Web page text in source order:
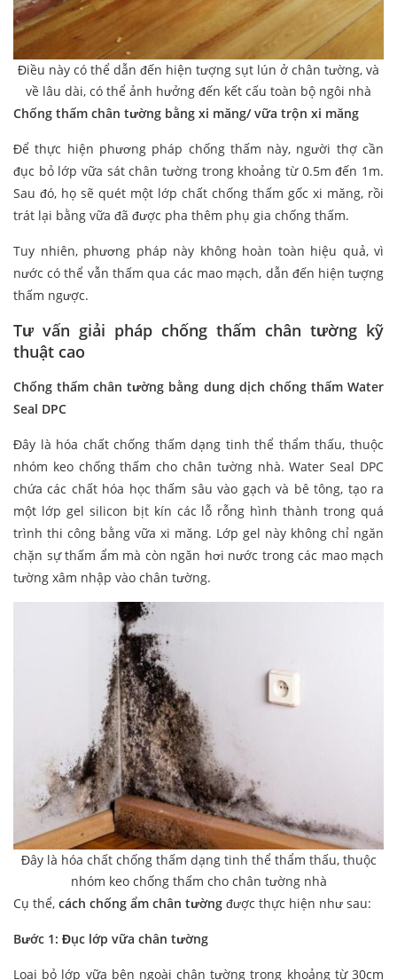
Điều này có thể dẫn đến hiện tượng sụt lún ở chân tường, và
về lâu dài, có thể ảnh hưởng đến kết cấu toàn bộ ngôi nhà
Chống thấm chân tường bằng xi măng/ vữa trộn xi măng
Để thực hiện phương pháp chống thấm này, người thợ cần
đục bỏ lớp vữa sát chân tường trong khoảng từ 0.5m đến 1m.
Sau đó, họ sẽ quét một lớp chất chống thấm gốc xi măng, rồi
trát lại bằng vữa đã được pha thêm phụ gia chống thấm.
Tuy nhiên, phương pháp này không hoàn toàn hiệu quả, vì
nước có thể vẫn thấm qua các mao mạch, dẫn đến hiện tượng
thấm ngược.
Tư vấn giải pháp chống thấm chân tường kỹ
thuật cao
Chống thấm chân tường bằng dung dịch chống thấm Water
Seal DPC
Đây là hóa chất chống thấm dạng tinh thể thẩm thấu, thuộc
nhóm keo chống thấm cho chân tường nhà. Water Seal DPC
chứa các chất hóa học thấm sâu vào gạch và bê tông, tạo ra
một lớp gel silicon bịt kín các lỗ rỗng hình thành trong quá
trình thi công bằng vữa xi măng. Lớp gel này không chỉ ngăn
chặn sự thấm ẩm mà còn ngăn hơi nước trong các mao mạch
tường xâm nhập vào chân tường.
Đây là hóa chất chống thấm dạng tinh thể thẩm thấu, thuộc
nhóm keo chống thấm cho chân tường nhà
Cụ thể, cách chống ẩm chân tường được thực hiện như sau:
Bước 1: Đục lớp vữa chân tường
Loại bỏ lớp vữa bên ngoài chân tường trong khoảng từ 30cm